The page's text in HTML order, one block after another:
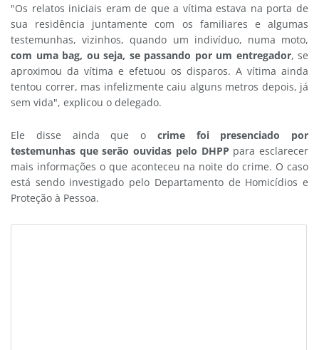
"Os relatos iniciais eram de que a vítima estava na porta de
sua residência juntamente com os familiares e algumas
testemunhas, vizinhos, quando um indivíduo, numa moto,
com uma bag, ou seja, se passando por um entregador, se
aproximou da vítima e efetuou os disparos. A vítima ainda
tentou correr, mas infelizmente caiu alguns metros depois, já
sem vida", explicou o delegado.
Ele disse ainda que o crime foi presenciado por
testemunhas que serão ouvidas pelo DHPP para esclarecer
mais informações o que aconteceu na noite do crime. O caso
está sendo investigado pelo Departamento de Homicídios e
Proteção à Pessoa.